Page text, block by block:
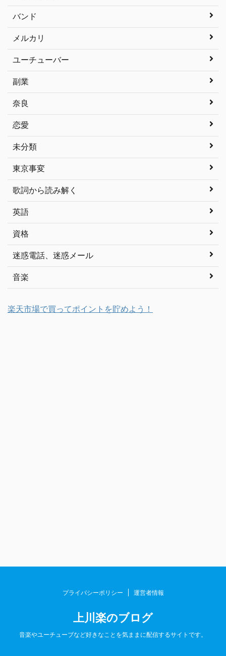
バンド
メルカリ
ユーチューバー
副業
奈良
恋愛
未分類
東京事変
歌詞から読み解く
英語
資格
迷惑電話、迷惑メール
音楽
楽天市場で買ってポイントを貯めよう！
プライバシーポリシー 運営者情報
上川楽のブログ
音楽やユーチューブなど好きなことを気ままに配信するサイトです。